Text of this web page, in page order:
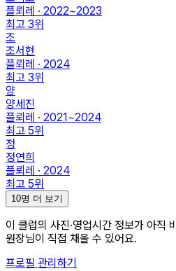
플뢰레 · 2022~2023
최고 3위
조
조서현
플뢰레 · 2024
최고 3위
양
양세진
플뢰레 · 2021~2024
최고 5위
정
정연희
플뢰레 · 2024
최고 5위
10명 더 보기
이 클럽의 사진·영업시간 정보가 아직
원장님이 직접 채울 수 있어요.
프로필 관리하기